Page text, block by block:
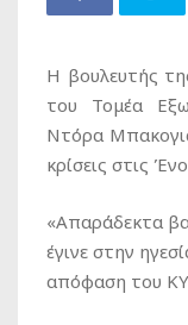
Η βουλευτής
του Τομέα
Ντόρα
κρίσεις στις
«Απαράδεκτα
έγινε στην
απόφαση του